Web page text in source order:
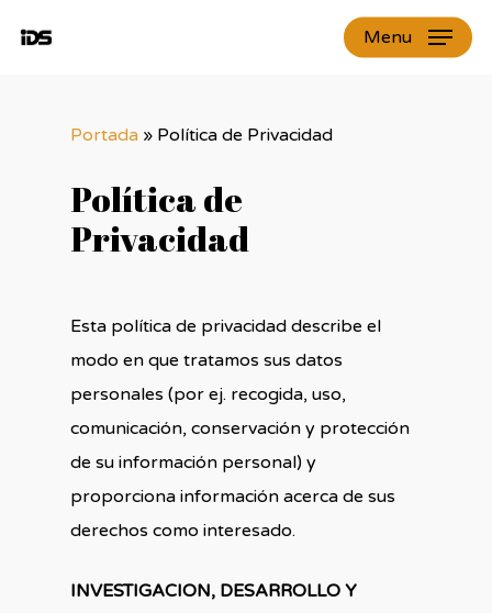
Menu
Portada » Política de Privacidad
Política de
Privacidad
Esta política de privacidad describe el
modo en que tratamos sus datos
personales (por ej. recogida, uso,
comunicación, conservación y protección
de su información personal) y
proporciona información acerca de sus
derechos como interesado.
INVESTIGACION, DESARROLLO Y